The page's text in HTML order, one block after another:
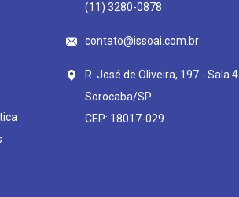
(11) 3280-0878
contato@issoai.com.br
R. José de Oliveira, 197 - Sala 4
Sorocaba/SP
CEP: 18017-029